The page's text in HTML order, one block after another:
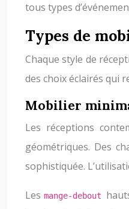
tous types
Types de
Chaque style de
des choix éclairés qui
Mobilier
Les réceptions
géométriques. Des
sophistiquée.
Les mange-debout